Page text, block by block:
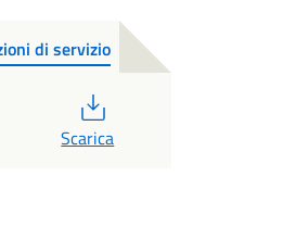
di servizio
Scarica